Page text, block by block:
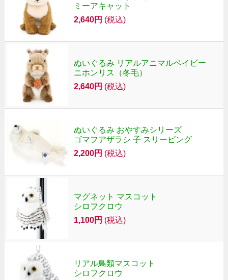
ミーアキャット
2,640円 (税込)
ぬいぐるみ リアルアニマルベイビー
ニホンリス（冬毛）
2,640円 (税込)
ぬいぐるみ おやすみシリーズ
ゴマフアザラシ 子 スリーピング
2,200円 (税込)
マグネット マスコット
シロフクロウ
1,100円 (税込)
リアル鳥類マスコット
シロフクロウ